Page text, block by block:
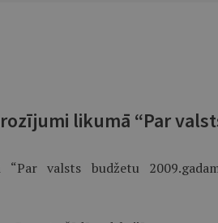
likumā “Par
valsts budžetu